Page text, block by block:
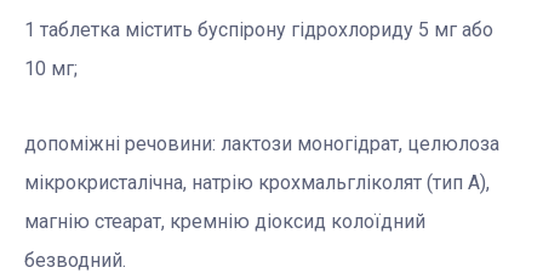
1 таблетка містить буспірону гідрохлориду 5 мг або
10 мг;
допоміжні речовини: лактози моногідрат, целюлоза
мікрокристалічна, натрію крохмальгліколят (тип А),
магнію стеарат, кремнію діоксид колоїдний
безводний.